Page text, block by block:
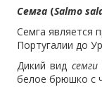
Семга (Salmo
Семга является
Португалии до
Дикий вид семги
белое брюшко с